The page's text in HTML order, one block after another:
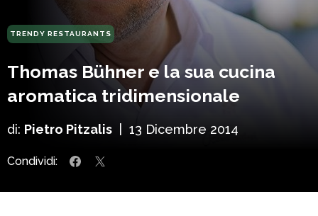
TRENDY RESTAURANTS
Thomas Bühner e la sua cucina
aromatica tridimensionale
di: Pietro Pitzalis 13 Dicembre 2014
Condividi: